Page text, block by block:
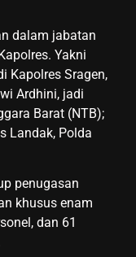
dalam jabatan
Yakni
Kapolres Sragen,
Ardhini, jadi
Barat (NTB);
Landak, Polda
penugasan
khusus enam
dan 61